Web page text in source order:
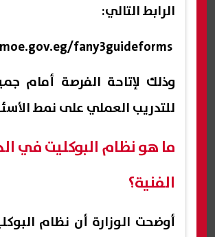
الرابط التالي:
fany3guideforms/
وذلك لإتاحة الفرصة أمام
للتدريب العملي على نمط
ما هو نظام البوكليت في
الفنية؟
أوضحت الوزارة أن نظام